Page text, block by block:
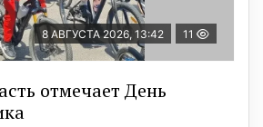
8 АВГУСТА 2026, 13:42 11
отмечает День